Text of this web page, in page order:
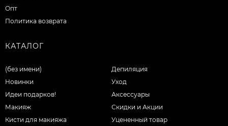
Опт
Политика возврата
КАТАЛОГ
(без имени)
Новинки
Идеи подарков!
Макияж
Кисти для макияжа
Депиляция
Уход
Аксессуары
Скидки и Акции
Уцененный товар